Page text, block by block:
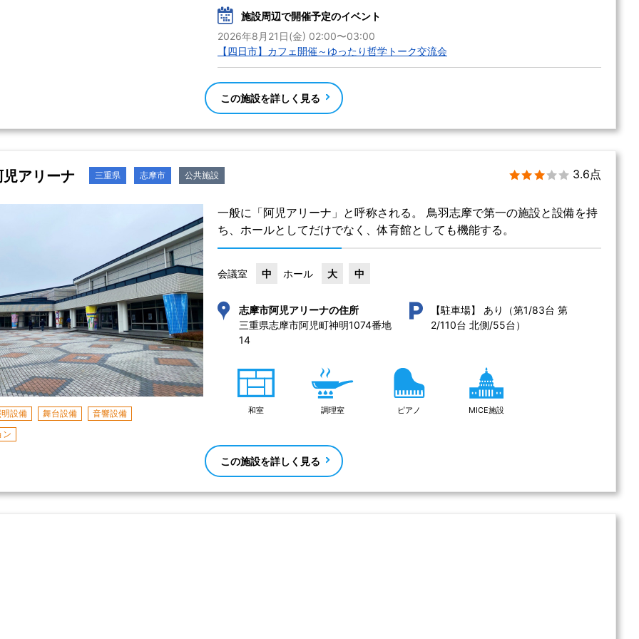
施設周辺で開催予定のイベント
2026年8月21日(金) 02:00〜03:00
【四日市】カフェ開催～ゆったり哲学トーク交流会
この施設を詳しく見る
アリーナ 三重県 志摩市 公共施設 3.6点
設備 舞台設備
音響設備
ン
一般に「阿児アリーナ」と呼称される。 鳥羽志摩で第一の施設と設備を持
ち、ホールとしてだけでなく、体育館としても機能する。
会議室 中 ホール 大 中
志摩市阿児アリーナの住所
三重県志摩市阿児町神明1074番地
14
【駐車場】
あり（第1/83台 第
2/110台 北側/55台）
和室 調理室 ピアノ MICE施設
この施設を詳しく見る